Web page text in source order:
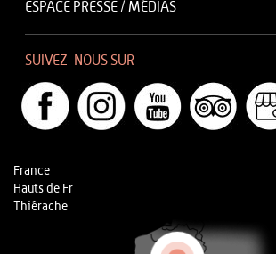
ESPACE PRESSE / MÉDIAS
SUIVEZ-NOUS SUR
France
Hauts de Fr
Thiérache